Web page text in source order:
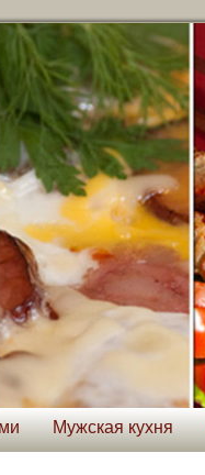
Мужская кухня